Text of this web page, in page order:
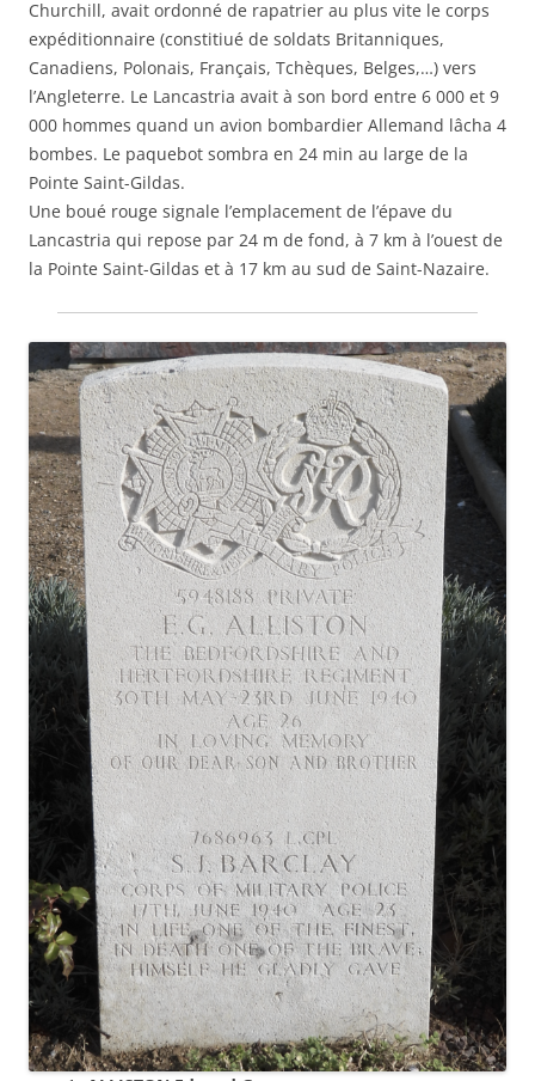
Churchill, avait ordonné de rapatrier au plus vite le corps
expéditionnaire (constitiué de soldats Britanniques,
Canadiens, Polonais, Français, Tchèques, Belges,…) vers
l’Angleterre. Le Lancastria avait à son bord entre 6 000 et 9
000 hommes quand un avion bombardier Allemand lâcha 4
bombes. Le paquebot sombra en 24 min au large de la
Pointe Saint-Gildas.
Une boué rouge signale l’emplacement de l’épave du
Lancastria qui repose par 24 m de fond, à 7 km à l’ouest de
la Pointe Saint-Gildas et à 17 km au sud de Saint-Nazaire.